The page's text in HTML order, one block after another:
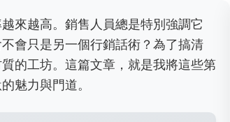
來越高。銷售人員總是特別強調它
會只是另一個行銷話術？為了搞清
的工坊。這篇文章，就是我將這些第
魅力與門道。